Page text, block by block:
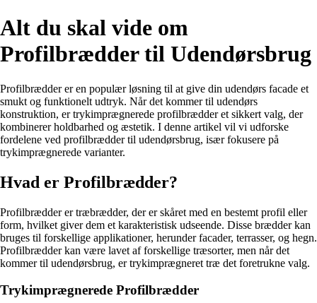
Alt du skal vide om
Profilbrædder til Udendørsbrug
Profilbrædder er en populær løsning til at give din udendørs facade et
smukt og funktionelt udtryk. Når det kommer til udendørs
konstruktion, er trykimprægnerede profilbrædder et sikkert valg, der
kombinerer holdbarhed og æstetik. I denne artikel vil vi udforske
fordelene ved profilbrædder til udendørsbrug, især fokusere på
trykimprægnerede varianter.
Hvad er Profilbrædder?
Profilbrædder er træbrædder, der er skåret med en bestemt profil eller
form, hvilket giver dem et karakteristisk udseende. Disse brædder kan
bruges til forskellige applikationer, herunder facader, terrasser, og hegn.
Profilbrædder kan være lavet af forskellige træsorter, men når det
kommer til udendørsbrug, er trykimprægneret træ det foretrukne valg.
Trykimprægnerede Profilbrædder